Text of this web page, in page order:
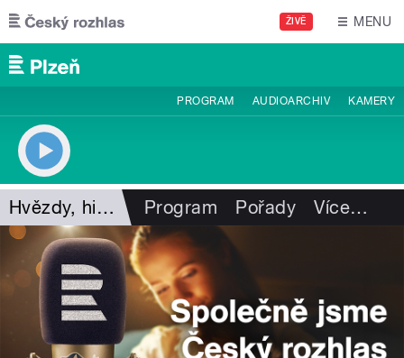
Přejít k hlavnímu obsahu
ŽIVĚ MENU
PROGRAM AUDIOARCHIV KAMERY
Hvězdy, hity, legendy Program Pořady Více…